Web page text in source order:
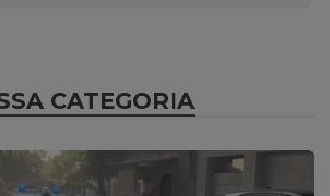
CATEGORIA